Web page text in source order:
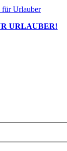
URLAUBER!